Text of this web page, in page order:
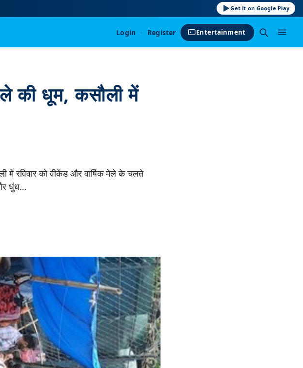
Get it on Google Play
Login · Register Entertainment
की धूम, कसौली में
में रविवार को वीकेंड और वार्षिक मेले के चलते
धुंध…